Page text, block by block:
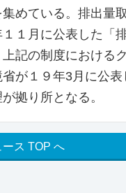
めている。排出量
１月に公表した「
記の制度における
が１９年3月に公
拠り所となる。
ース TOP へ